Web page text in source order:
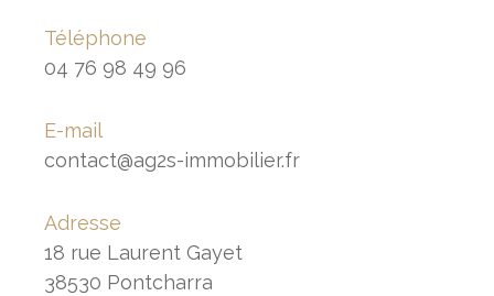
Téléphone
04 76 98 49 96
E-mail
contact@ag2s-immobilier.fr
Adresse
18 rue Laurent Gayet
38530 Pontcharra